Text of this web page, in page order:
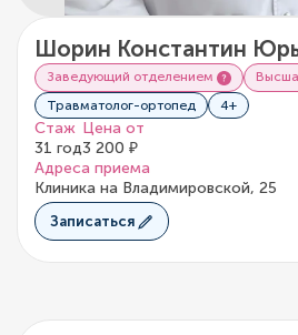
Шорин Константин
Заведующий отделением
Травматолог-ортопед
4+
Стаж
31 год
Цена от
3 200 ₽
Адреса приема
Клиника на Владимировской, 25
Записаться